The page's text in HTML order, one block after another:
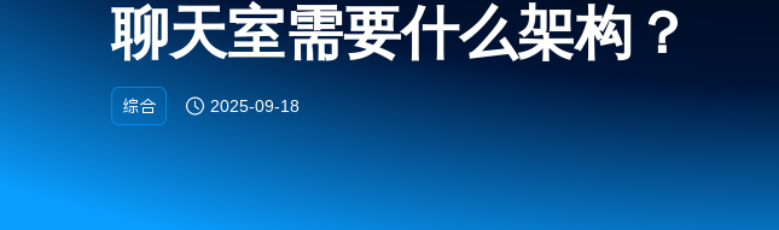
聊天室需要什么架构？
综合 2025-09-18